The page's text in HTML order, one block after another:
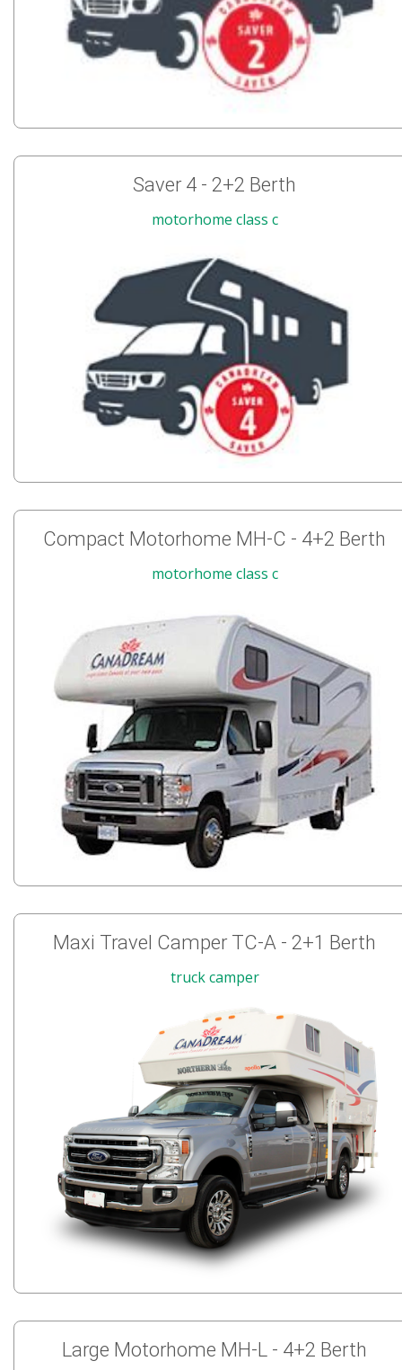
Saver 4 - 2+2 Berth
motorhome class c
Compact Motorhome MH-C - 4+2 Berth
motorhome class c
Maxi Travel Camper TC-A - 2+1 Berth
truck camper
Large Motorhome MH-L - 4+2 Berth